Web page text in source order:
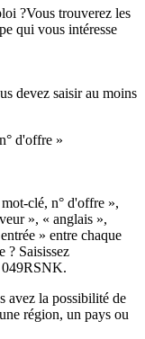
?Vous trouverez les
qui vous intéresse
devez saisir au moins
d'offre »
clé, n° d'offre »,
», « anglais »,
» entre chaque
? Saisissez
049RSNK.
avez la possibilité de
région, un pays ou